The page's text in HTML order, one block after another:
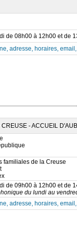
de 08h00 à 12h00 et de
adresse, horaires,
- ACCUEIL
familiales de la Creuse
de 09h00 à 12h00 et de
du lundi au
adresse, horaires,